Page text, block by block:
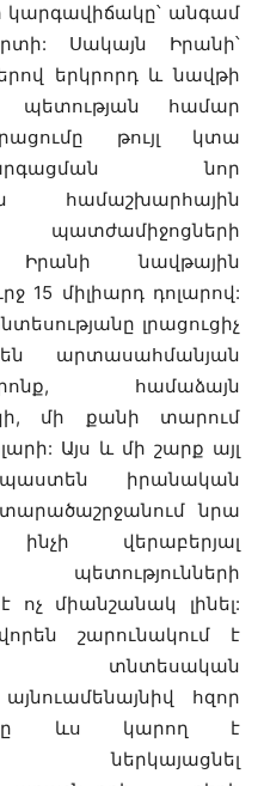
կարգավիճակը՝ անգամ
Սակայն Իրանի՝
երկրորդ և նավթի
պետության համար
թույլ կտա
նոր
համաշխարհային
պատժամիջոցների
Իրանի նավթային
15 միլիարդ դոլարով:
լրացուցիչ
արտասահմանյան
համաձայն
մի քանի տարում
Այս և մի շարք այլ
իրանական
նրա
վերաբերյալ
ոչ միանշանակ լինել:
շարունակում է
հզոր
ևս կարող է
ներկայացնել